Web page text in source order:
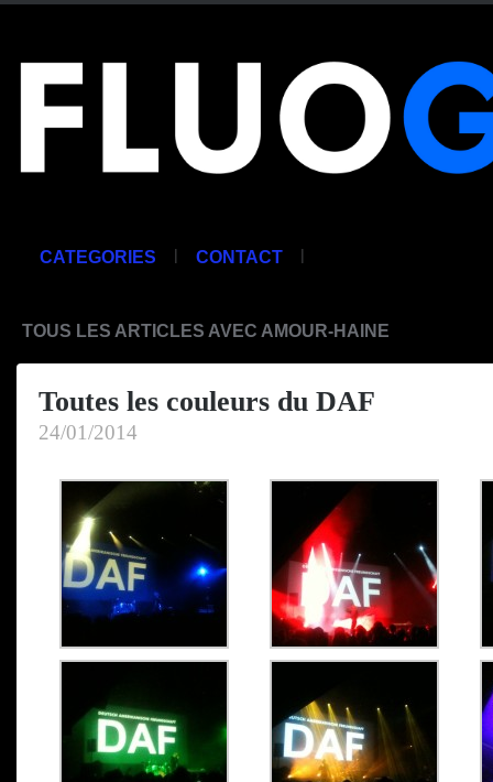
CATEGORIES | CONTACT |
TOUS LES ARTICLES AVEC AMOUR-HAINE
Toutes les couleurs du DAF
24/01/2014